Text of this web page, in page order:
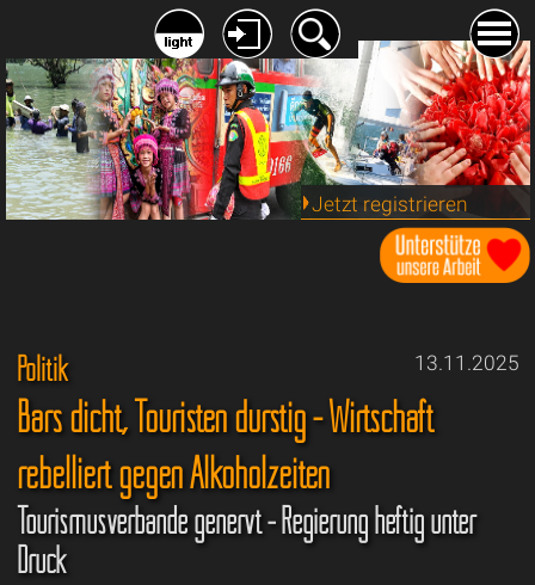
Jetzt registrieren
13.11.2025
Politik
Bars dicht, Touristen durstig - Wirtschaft
rebelliert gegen Alkoholzeiten
Tourismusverbände genervt - Regierung heftig unter
Druck